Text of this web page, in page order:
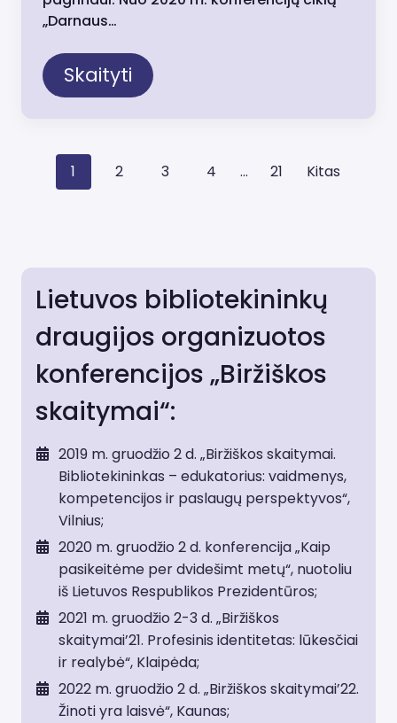
„Darnaus…
Skaityti
P
n
a
i
g
a
t
i
o
n
1 2 3 4 … 21 Kitas
Lietuvos bibliotekininkų
draugijos organizuotos
konferencijos „Biržiškos
skaitymai“:
2019 m. gruodžio 2 d. „Biržiškos skaitymai.
Bibliotekininkas – edukatorius: vaidmenys,
kompetencijos ir paslaugų perspektyvos“,
Vilnius;
2020 m. gruodžio 2 d. konferencija „Kaip
pasikeitėme per dvidešimt metų“, nuotoliu
iš Lietuvos Respublikos Prezidentūros;
2021 m. gruodžio 2-3 d. „Biržiškos
skaitymai’21. Profesinis identitetas: lūkesčiai
ir realybė“, Klaipėda;
2022 m. gruodžio 2 d. „Biržiškos skaitymai’22.
Žinoti yra laisvė“, Kaunas;